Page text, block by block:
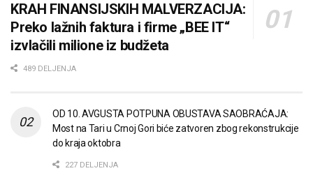
KRAH FINANSIJSKIH MALVERZACIJA:
Preko lažnih faktura i firme „BEE IT“
izvlačili milione iz budžeta
489 DELJENJA
OD 10. AVGUSTA POTPUNA OBUSTAVA SAOBRAĆAJA:
Most na Tari u Crnoj Gori biće zatvoren zbog rekonstrukcije
do kraja oktobra
227 DELJENJA